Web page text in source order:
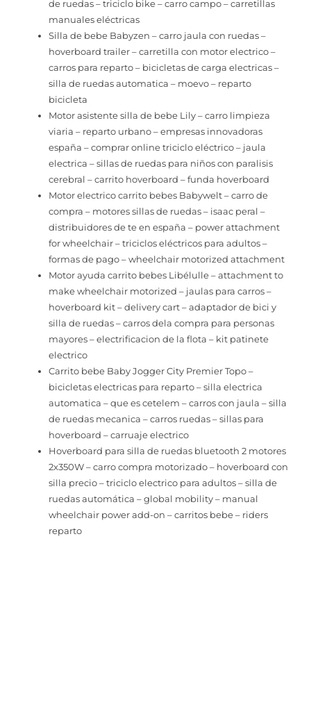
de ruedas – triciclo bike – carro campo – carretillas
manuales eléctricas
Silla de bebe Babyzen – carro jaula con ruedas –
hoverboard trailer – carretilla con motor electrico –
carros para reparto – bicicletas de carga electricas –
silla de ruedas automatica – moevo – reparto
bicicleta
Motor asistente silla de bebe Lily – carro limpieza
viaria – reparto urbano – empresas innovadoras
españa – comprar online triciclo eléctrico – jaula
electrica – sillas de ruedas para niños con paralisis
cerebral – carrito hoverboard – funda hoverboard
Motor electrico carrito bebes Babywelt – carro de
compra – motores sillas de ruedas – isaac peral –
distribuidores de te en españa – power attachment
for wheelchair – triciclos eléctricos para adultos –
formas de pago – wheelchair motorized attachment
Motor ayuda carrito bebes Libélulle – attachment to
make wheelchair motorized – jaulas para carros –
hoverboard kit – delivery cart – adaptador de bici y
silla de ruedas – carros dela compra para personas
mayores – electrificacion de la flota – kit patinete
electrico
Carrito bebe Baby Jogger City Premier Topo –
bicicletas electricas para reparto – silla electrica
automatica – que es cetelem – carros con jaula – silla
de ruedas mecanica – carros ruedas – sillas para
hoverboard – carruaje electrico
Hoverboard para silla de ruedas bluetooth 2 motores
2x350W – carro compra motorizado – hoverboard con
silla precio – triciclo electrico para adultos – silla de
ruedas automática – global mobility – manual
wheelchair power add-on – carritos bebe – riders
reparto